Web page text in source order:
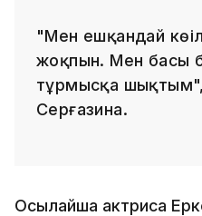
"Мен ешқандай
жоқпын. Мен басы
тұрмысқа
Серғазина.
Осылайша актриса